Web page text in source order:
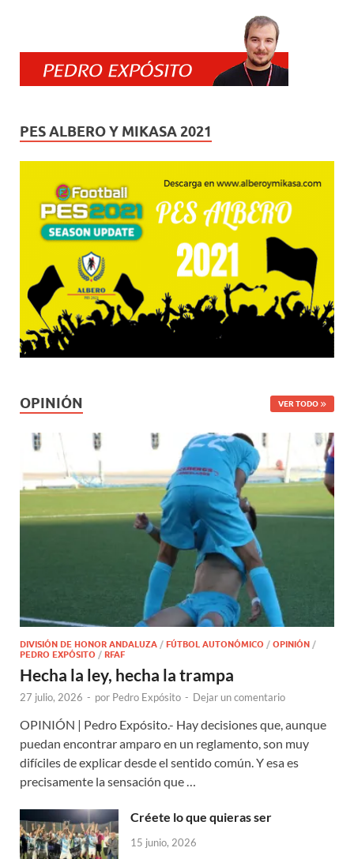
PES ALBERO Y MIKASA 2021
OPINIÓN VER TODO
DIVISIÓN DE HONOR ANDALUZA / FÚTBOL AUTONÓMICO / OPINIÓN /
PEDRO EXPÓSITO / RFAF
Hecha la ley, hecha la trampa
27 julio, 2026 - por Pedro Expósito - Dejar un comentario
OPINIÓN | Pedro Expósito.- Hay decisiones que, aunque
puedan encontrar amparo en un reglamento, son muy
difíciles de explicar desde el sentido común. Y esa es
precisamente la sensación que …
Créete lo que quieras ser
15 junio, 2026